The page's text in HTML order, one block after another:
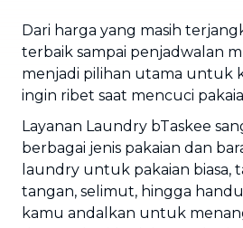
Dari harga yang masih
terbaik sampai penjadwalan
menjadi pilihan utama untuk
ingin ribet saat mencuci
Layanan Laundry bTaskee
berbagai jenis pakaian dan
laundry untuk pakaian biasa,
tangan, selimut, hingga
kamu andalkan untuk